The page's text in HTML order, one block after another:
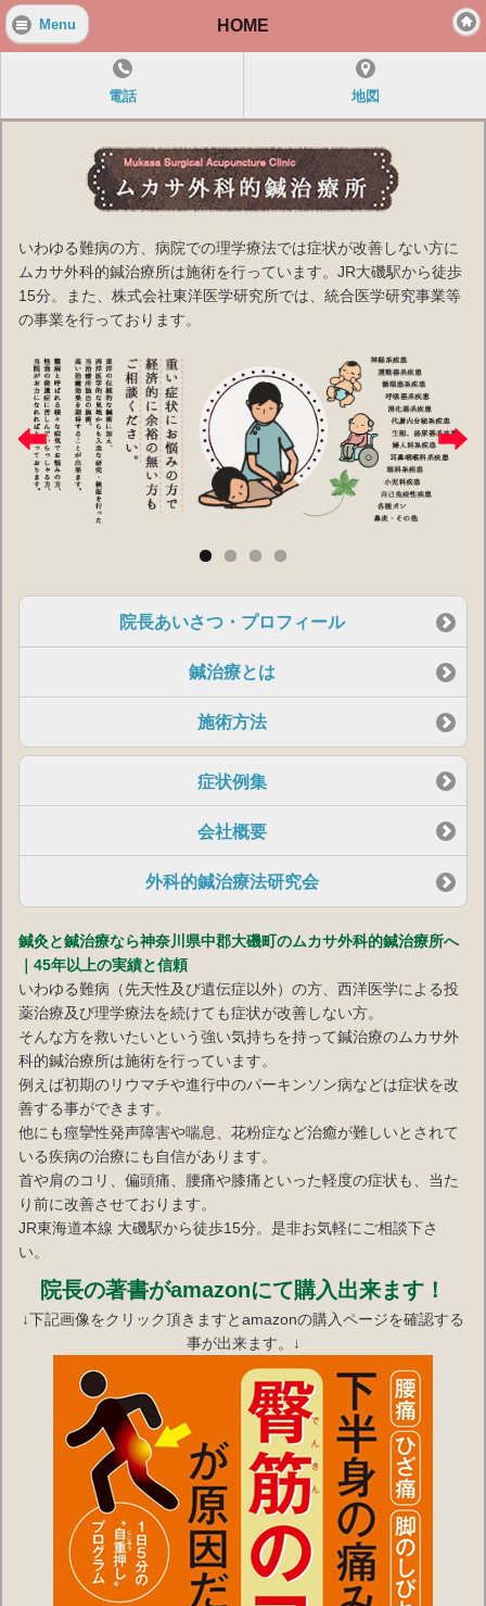
Menu HOME
電話 地図
いわゆる難病の方、病院での理学療法では症状が改善しない方に
ムカサ外科的鍼治療所は施術を行っています。JR大磯駅から徒歩
15分。また、株式会社東洋医学研究所では、統合医学研究事業等
の事業を行っております。
院長あいさつ・プロフィール
鍼治療とは
施術方法
症状例集
会社概要
外科的鍼治療法研究会
鍼灸と鍼治療なら神奈川県中郡大磯町のムカサ外科的鍼治療所へ
｜45年以上の実績と信頼
いわゆる難病（先天性及び遺伝症以外）の方、西洋医学による投
薬治療及び理学療法を続けても症状が改善しない方。
そんな方を救いたいという強い気持ちを持って鍼治療のムカサ外
科的鍼治療所は施術を行っています。
例えば初期のリウマチや進行中のパーキンソン病などは症状を改
善する事ができます。
他にも痙攣性発声障害や喘息、花粉症など治癒が難しいとされて
いる疾病の治療にも自信があります。
首や肩のコリ、偏頭痛、腰痛や膝痛といった軽度の症状も、当た
り前に改善させております。
JR東海道本線 大磯駅から徒歩15分。是非お気軽にご相談下さ
い。
院長の著書がamazonにて購入出来ます！
↓下記画像をクリック頂きますとamazonの購入ページを確認する
事が出来ます。↓